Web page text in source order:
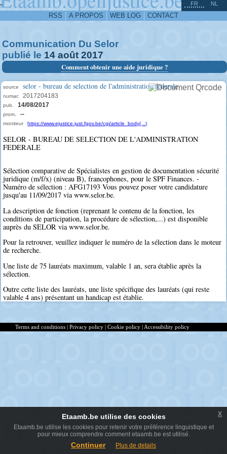
-
RSS A PROPOS WEB LOG CONTACT
FR NL
Communication Du Selor
publié le 14 août 2017
Comment obtenir une aide juridique ?
source selor - bureau de selection de l'administration federale
numac 2017204183
pub. 14/08/2017
prom. --
moniteur https://www.ejustice.just.fgov.be/cgi/article_body(...)
SELOR - BUREAU DE SELECTION DE L'ADMINISTRATION
FEDERALE
Sélection comparative de Spécialistes en gestion de documentation sécurité
juridique (m/f/x) (niveau B), francophones, pour le SPF Finances. -
Numéro de sélection : AFG17193 Vous pouvez poser votre candidature
jusqu'au 11/09/2017 via www.selor.be.
La description de fonction (reprenant le contenu de la fonction, les
conditions de participation, la procédure de sélection,...) est disponible
auprès du SELOR via www.selor.be.
Pour la retrouver, veuillez indiquer le numéro de la sélection dans le moteur
de recherche.
Une liste de 75 lauréats maximum, valable 1 an, sera établie après la
sélection.
Outre cette liste des lauréats, une liste spécifique des lauréats (qui reste
valable 4 ans) présentant un handicap est établie.
^
Terms and conditions Privacy policy Cookie policy Accessibility policy
Etaamb.be utilise des cookies
Etaamb.be utilise les cookies pour retenir votre préférence linguistique et
pour mieux comprendre comment etaamb.be est utilisé.
Continuer Plus de details
x